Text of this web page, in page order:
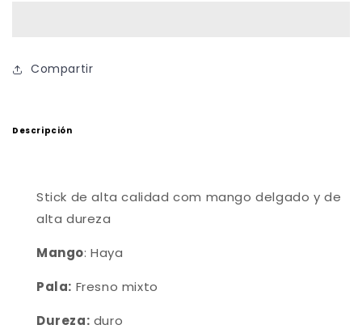
Compartir
Descripción
Stick de alta calidad com mango delgado y de
alta dureza
Mango: Haya
Pala: Fresno mixto
Dureza: duro